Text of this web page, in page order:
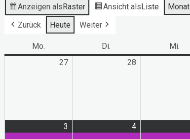
Anzeigen alsRaster Ansicht alsListe Monat
Zurück Heute Weiter
Mo. Di. Mi.
27
28
3 4